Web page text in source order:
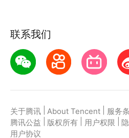
联系我们
关于腾讯 About Tencent 服务
腾讯公益
版权所有 用户权限
用户协议